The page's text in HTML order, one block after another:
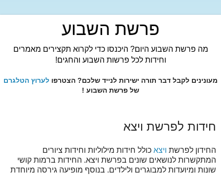
פרשת השבוע
מה פרשת השבוע היום? היכנסו כדי לקרוא תקצירים מאמרים
וחידות לכל פרשות השבוע והחגים!
מעונינים לקבל דבר תורה ישירות לנייד שלכם? הצטרפו לערוץ הטלגרם
של פרשת השבוע !
חידות לפרשת ויצא
החידון לפרשת ויצא כולל חידות מילוליות וחידות ציורים
המתקשרות לנושאים שונים בפרשת ויצא. החידות ברמות קושי
שונות ומיועדות למבוגרים ולילדים. בנוסף מופיעה גירסה מיוחדת